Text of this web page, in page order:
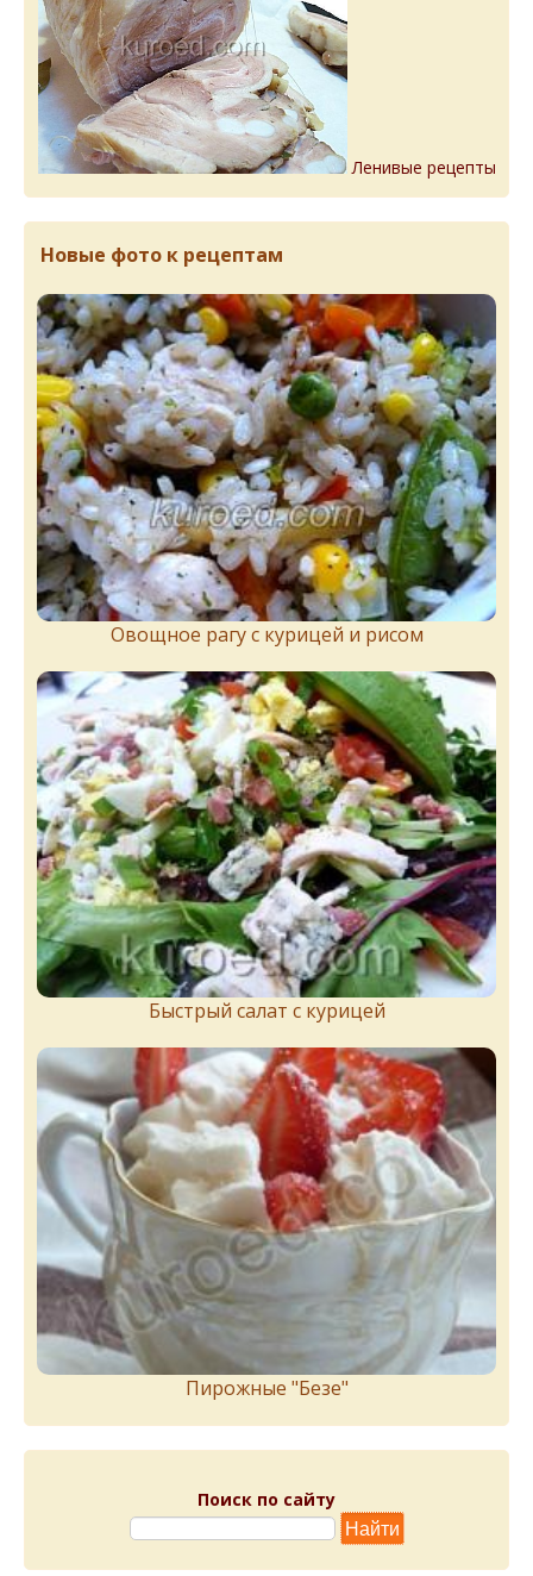
Ленивые рецепты
Новые фото к рецептам
Овощное рагу с курицей и рисом
Быстрый салат с курицей
Пирожныe "Бeзe"
Поиск по сайту